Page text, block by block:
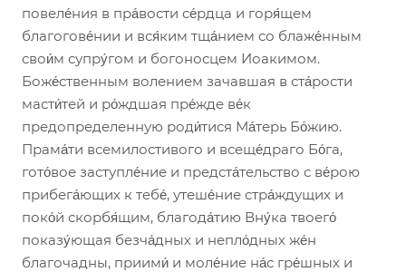
повеле́ния в пра́вости се́рдца и горя́щем
благогове́нии и вся́ким тща́нием со блаже́нным
свои́м супру́гом и богоносцем Иоакимом.
Боже́ственным волением зачавшая в ста́рости
масти́тей и ро́ждшая пре́жде ве́к
предопределенную роди́тися Ма́терь Бо́жию.
Прама́ти всемилостивого и всеще́драго Бо́га,
гото́вое заступле́ние и предста́тельство с ве́рою
прибега́ющих к тебе́, утеше́ние стра́ждущих и
поко́й скорбя́щим, благода́тию Вну́ка твоего́
показу́ющая безча́дных и непло́дных же́н
благочадны, приими́ и моле́ние на́с гре́шных и